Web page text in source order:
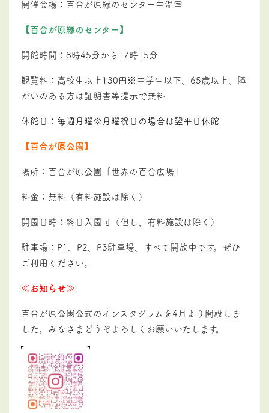
開催会場：百合が原緑のセンター中温室
【百合が原緑のセンター】
開館時間：8時45分から17時15分
観覧料：高校生以上130円※中学生以下、65歳以上、障
がいのある方は証明書等提示で無料
休館日：毎週月曜※月曜祝日の場合は翌平日休館
【百合が原公園】
場所：百合が原公園「世界の百合広場」
料金：無料（有料施設は除く）
開園日時：終日入園可（但し、有料施設は除く）
駐車場：P1、P2、P3駐車場、すべて開放中です。ぜひ
ご利用ください。
≪お知らせ≫
百合が原公園公式のインスタグラムを4月より開設しま
した。みなさまどうぞよろしくお願いいたします。